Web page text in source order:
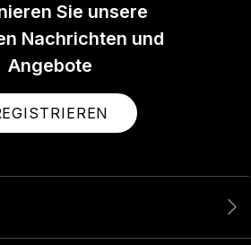
Sie unsere
Nachrichten und
Angebote